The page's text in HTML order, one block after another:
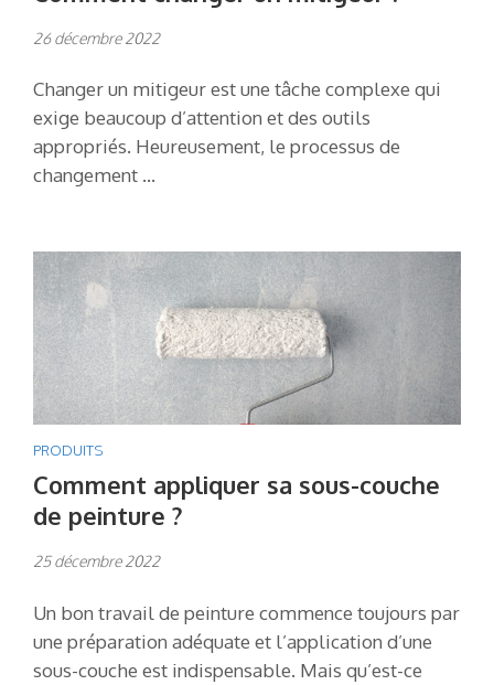
26 décembre 2022
Changer un mitigeur est une tâche complexe qui
exige beaucoup d’attention et des outils
appropriés. Heureusement, le processus de
changement …
PRODUITS
Comment appliquer sa sous-couche
de peinture ?
25 décembre 2022
Un bon travail de peinture commence toujours par
une préparation adéquate et l’application d’une
sous-couche est indispensable. Mais qu’est-ce